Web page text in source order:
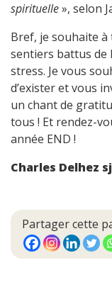
spirituelle», selon
Bref, je souhaite à
sentiers battus de
stress. Je vous
d’exister et vous
un chant de
tous ! Et rendez-
année END !
Charles Delhez
Partager cette